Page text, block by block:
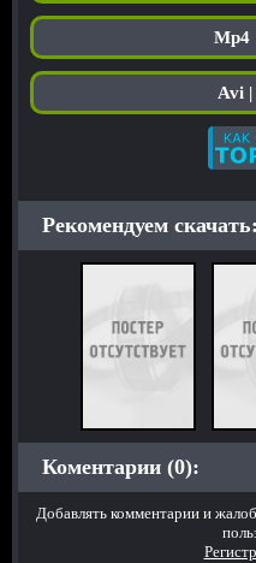
Mp4
Avi |
Рекомендуем скачать:
Коментарии (0):
Добавлять комментарии и